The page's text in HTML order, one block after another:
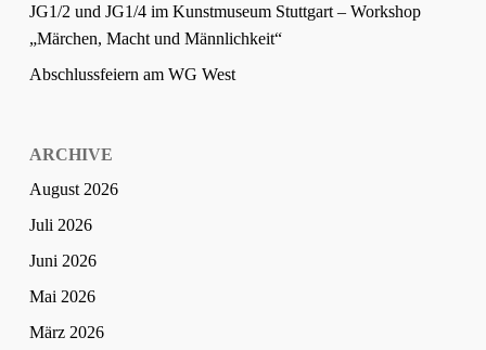
JG1/2 und JG1/4 im Kunstmuseum Stuttgart – Workshop
„Märchen, Macht und Männlichkeit“
Abschlussfeiern am WG West
ARCHIVE
August 2026
Juli 2026
Juni 2026
Mai 2026
März 2026